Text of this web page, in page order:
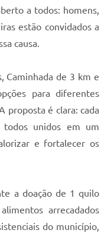
a todos: homens,
estão convidados a
causa.
Caminhada de 3 km e
para diferentes
proposta é clara: cada
unidos em um
e fortalecer os
a doação de 1 quilo
arrecadados
do município,